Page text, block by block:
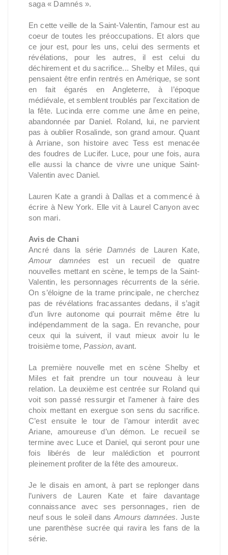
saga « Damnés ».
En cette veille de la Saint-Valentin, l’amour est au
coeur de toutes les préoccupations. Et alors que
ce jour est, pour les uns, celui des serments et
révélations, pour les autres, il est celui du
déchirement et du sacrifice... Shelby et Miles, qui
pensaient être enfin rentrés en Amérique, se sont
en fait égarés en Angleterre, à l’époque
médiévale, et semblent troublés par l’excitation de
la fête. Lucinda erre comme une âme en peine,
abandonnée par Daniel. Roland, lui, ne parvient
pas à oublier Rosalinde, son grand amour. Quant
à Arriane, son histoire avec Tess est menacée
des foudres de Lucifer. Luce, pour une fois, aura
elle aussi la chance de vivre une unique Saint-
Valentin avec Daniel.
Lauren Kate a grandi à Dallas et a commencé à
écrire à New York. Elle vit à Laurel Canyon avec
son mari.
Avis de Chani
Ancré dans la série Damnés de Lauren Kate,
Amour damnées est un recueil de quatre
nouvelles mettant en scène, le temps de la Saint-
Valentin, les personnages récurrents de la série.
On s’éloigne de la trame principale, ne cherchez
pas de révélations fracassantes dedans, il s’agit
d’un livre autonome qui pourrait même être lu
indépendamment de la saga. En revanche, pour
ceux qui la suivent, il vaut mieux avoir lu le
troisième tome,Passion, avant.
La première nouvelle met en scène Shelby et
Miles et fait prendre un tour nouveau à leur
relation. La deuxième est centrée sur Roland qui
voit son passé ressurgir et l’amener à faire des
choix mettant en exergue son sens du sacrifice.
C’est ensuite le tour de l’amour interdit avec
Ariane, amoureuse d’un démon. Le recueil se
termine avec Luce et Daniel, qui seront pour une
fois libérés de leur malédiction et pourront
pleinement profiter de la fête des amoureux.
Je le disais en amont, à part se replonger dans
l’univers de Lauren Kate et faire davantage
connaissance avec ses personnages, rien de
neuf sous le soleil dans Amours damnées. Juste
une parenthèse sucrée qui ravira les fans de la
série.